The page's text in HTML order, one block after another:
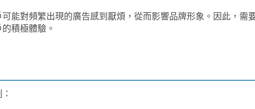
能對頻繁出現的廣告感到厭煩，從而影響品牌形象。因此，需
積極體驗。